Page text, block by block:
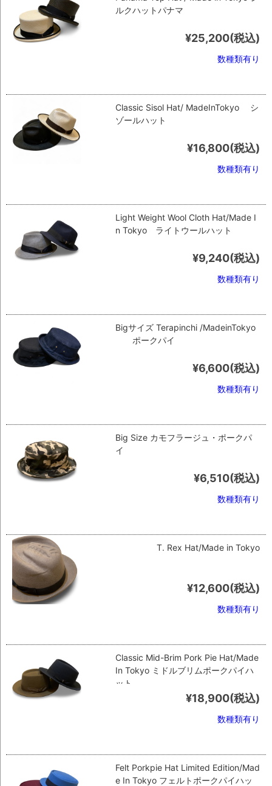
ルクハットパナマ
¥25,200(税込)
数種類有り
Classic Sisol Hat/ MadeInTokyo シ
ゾールハット
¥16,800(税込)
数種類有り
Light Weight Wool Cloth Hat/Made I
n Tokyo ライトウールハット
¥9,240(税込)
数種類有り
Bigサイズ Terapinchi /MadeinTokyo
ポークパイ
¥6,600(税込)
数種類有り
Big Size カモフラージュ・ポークパ
イ
¥6,510(税込)
数種類有り
T. Rex Hat/Made in Tokyo
¥12,600(税込)
数種類有り
Classic Mid-Brim Pork Pie Hat/Made
In Tokyo ミドルブリムポークパイハ
ット
¥18,900(税込)
数種類有り
Felt Porkpie Hat Limited Edition/Mad
e In Tokyo フェルトポークパイハッ